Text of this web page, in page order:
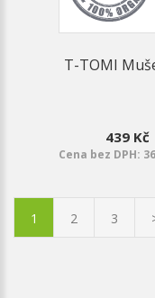
T-TOMI
439 Kč
Cena bez DPH:
1 2 3